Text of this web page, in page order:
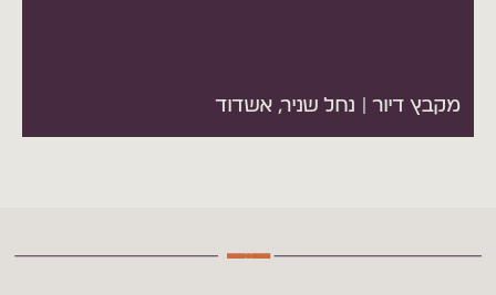
מקבץ דיור | נחל שניר, אשדוד